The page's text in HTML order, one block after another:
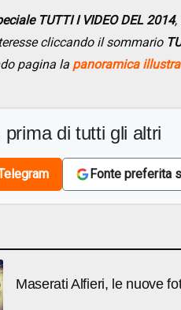
TUTTI I VIDEO DEL 2014,
cliccando il sommario
pagina la panoramica
prima di tutti gli altri
Fonte preferita
Maserati Alfieri, le nuove